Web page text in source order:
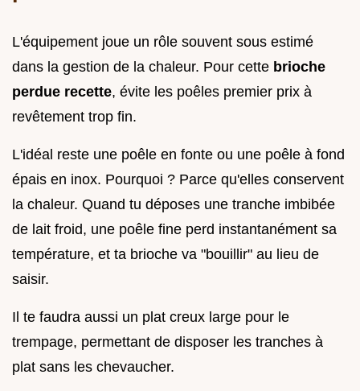
L'équipement joue un rôle souvent sous estimé
dans la gestion de la chaleur. Pour cette brioche
perdue recette, évite les poêles premier prix à
revêtement trop fin.
L'idéal reste une poêle en fonte ou une poêle à fond
épais en inox. Pourquoi ? Parce qu'elles conservent
la chaleur. Quand tu déposes une tranche imbibée
de lait froid, une poêle fine perd instantanément sa
température, et ta brioche va "bouillir" au lieu de
saisir.
Il te faudra aussi un plat creux large pour le
trempage, permettant de disposer les tranches à
plat sans les chevaucher.